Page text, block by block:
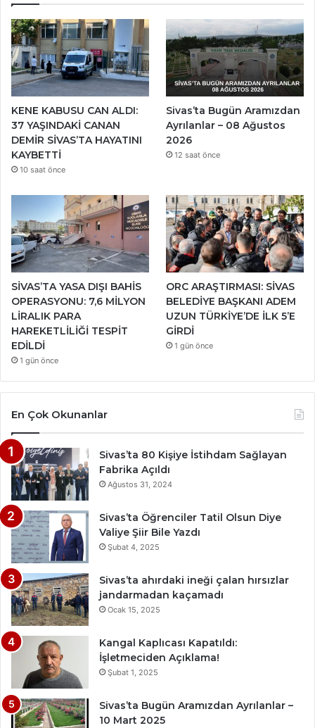
KENE KABUSU CAN ALDI:
37 YAŞINDAKİ CANAN
DEMİR SİVAS’TA HAYATINI
KAYBETTİ
10 saat önce
Sivas’ta Bugün Aramızdan
Ayrılanlar – 08 Ağustos
2026
12 saat önce
SİVAS’TA YASA DIŞI BAHİS
OPERASYONU: 7,6 MİLYON
LİRALIK PARA
HAREKETLİLİĞİ TESPİT
EDİLDİ
1 gün önce
ORC ARAŞTIRMASI: SİVAS
BELEDİYE BAŞKANI ADEM
UZUN TÜRKİYE’DE İLK 5’E
GİRDİ
1 gün önce
En Çok Okunanlar
Sivas’ta 80 Kişiye İstihdam Sağlayan
Fabrika Açıldı
Ağustos 31, 2024
Sivas’ta Öğrenciler Tatil Olsun Diye
Valiye Şiir Bile Yazdı
Şubat 4, 2025
Sivas’ta ahırdaki ineği çalan hırsızlar
jandarmadan kaçamadı
Ocak 15, 2025
Kangal Kaplıcası Kapatıldı:
İşletmeciden Açıklama!
Şubat 1, 2025
Sivas’ta Bugün Aramızdan Ayrılanlar –
10 Mart 2025